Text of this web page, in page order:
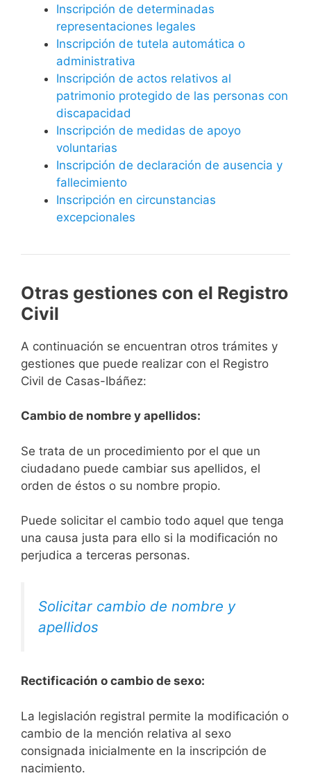
Inscripción de determinadas
representaciones legales
Inscripción de tutela automática o
administrativa
Inscripción de actos relativos al
patrimonio protegido de las personas con
discapacidad
Inscripción de medidas de apoyo
voluntarias
Inscripción de declaración de ausencia y
fallecimiento
Inscripción en circunstancias
excepcionales
Otras gestiones con el Registro
Civil
A continuación se encuentran otros trámites y
gestiones que puede realizar con el Registro
Civil de Casas-Ibáñez:
Cambio de nombre y apellidos:
Se trata de un procedimiento por el que un
ciudadano puede cambiar sus apellidos, el
orden de éstos o su nombre propio.
Puede solicitar el cambio todo aquel que tenga
una causa justa para ello si la modificación no
perjudica a terceras personas.
Solicitar cambio de nombre y
apellidos
Rectificación o cambio de sexo:
La legislación registral permite la modificación o
cambio de la mención relativa al sexo
consignada inicialmente en la inscripción de
nacimiento.